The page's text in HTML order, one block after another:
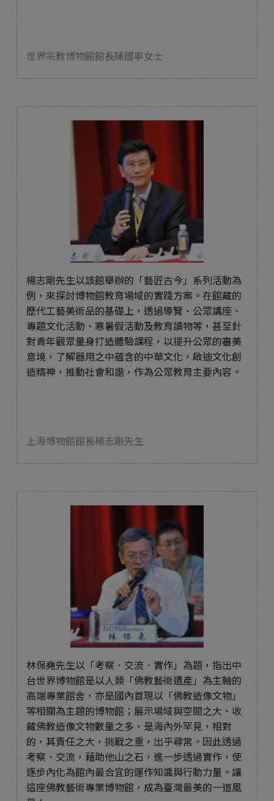
世界宗教博物館館長陳國寧女士
楊志剛先生以該館舉辦的「藝匠古今」系列活動為
例，來探討博物館教育場域的實踐方案。在館藏的
歷代工藝美術品的基礎上，透過導覽、公眾講座、
專題文化活動、寒暑假活動及教育讀物等，甚至針
對青年觀眾量身打造體驗課程，以提升公眾的審美
意境，了解器用之中蘊含的中華文化，啟迪文化創
造精神，推動社會和諧，作為公眾教育主要內容。
上海博物館館長楊志剛先生
林保堯先生以「考察．交流．實作」為題，指出中
台世界博物館是以人類「佛教藝術遺產」為主軸的
高端專業館舍，亦是國內首現以「佛教造像文物」
等相關為主題的博物館；展示場域與空間之大、收
藏佛教造像文物數量之多，是海內外罕見，相對
的，其責任之大，挑戰之重，出乎尋常。因此透過
考察、交流，藉助他山之石，進一步透過實作，使
逐步內化為館內最合宜的運作知識與行動力量。讓
這座佛教藝術專業博物館，成為臺灣最美的一道風